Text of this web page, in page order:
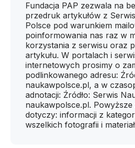
Fundacja PAP zezwala na
przedruk artykułów z
Polsce pod warunkiem
poinformowania nas raz w
korzystania z serwisu oraz
artykułu. W portalach i
internetowych prosimy o
podlinkowanego adresu:
naukawpolsce.pl, a w
adnotacji: Źródło: Serwis
naukawpolsce.pl. Powyższe
dotyczy: informacji z
wszelkich fotografii i